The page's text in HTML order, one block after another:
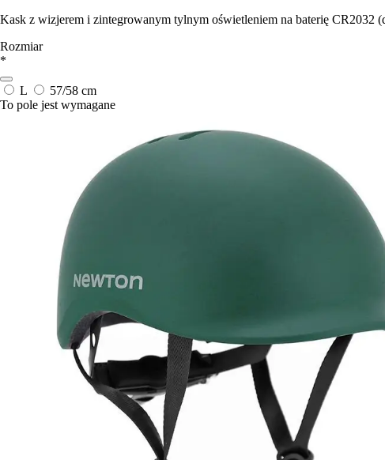
Kask z wizjerem i zintegrowanym tylnym oświetleniem na baterię CR2032
Rozmiar
*
L
57/58 cm
To pole jest wymagane